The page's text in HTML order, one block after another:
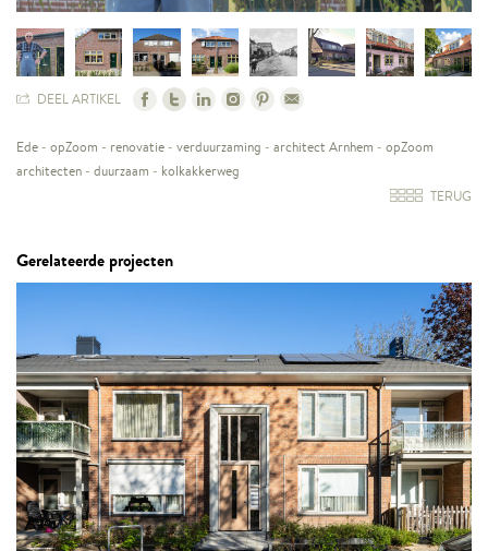
DEEL ARTIKEL
Ede - opZoom - renovatie - verduurzaming - architect Arnhem - opZoom
architecten - duurzaam - kolkakkerweg
TERUG
Gerelateerde projecten